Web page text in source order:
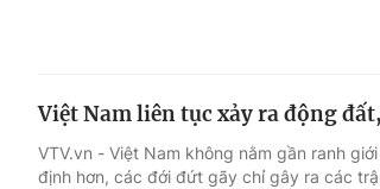
Việt Nam liên tục xảy ra động
VTV.vn - Việt Nam không nằm gần ranh
định hơn, các đới đứt gãy chỉ gây ra các